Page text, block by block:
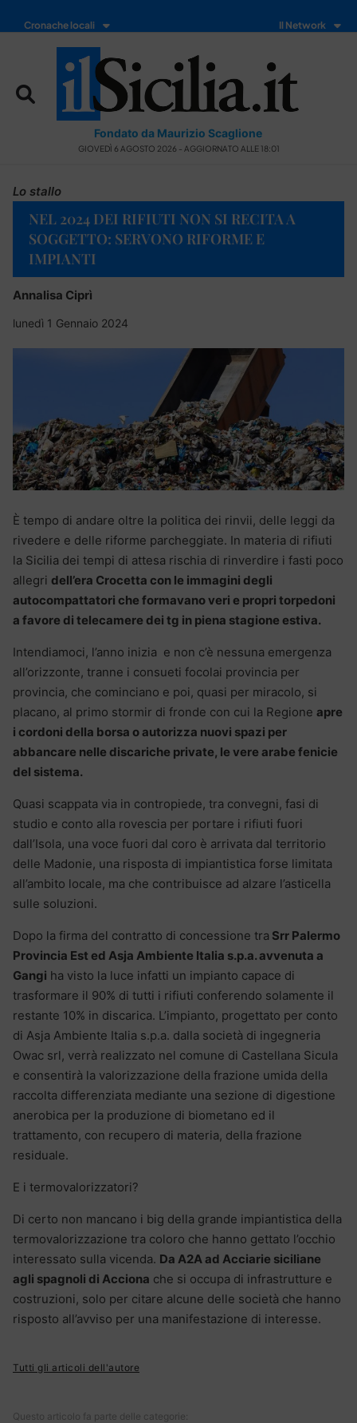
Cronache locali Il Network
Fondato da Maurizio Scaglione
GIOVEDÌ 6 AGOSTO 2026 - AGGIORNATO ALLE 18:01
Lo stallo
NEL 2024 DEI RIFIUTI NON SI RECITA A
SOGGETTO: SERVONO RIFORME E
IMPIANTI
Annalisa Ciprì
lunedì 1 Gennaio 2024
È tempo di andare oltre la politica dei rinvii, delle leggi da
rivedere e delle riforme parcheggiate. In materia di rifiuti
la Sicilia dei tempi di attesa rischia di rinverdire i fasti poco
allegri dell’era Crocetta con le immagini degli
autocompattatori che formavano veri e propri torpedoni
a favore di telecamere dei tg in piena stagione estiva.
Intendiamoci, l’anno inizia e non c’è nessuna emergenza
all’orizzonte, tranne i consueti focolai provincia per
provincia, che cominciano e poi, quasi per miracolo, si
placano, al primo stormir di fronde con cui la Regione apre
i cordoni della borsa o autorizza nuovi spazi per
abbancare nelle discariche private, le vere arabe fenicie
del sistema.
Quasi scappata via in contropiede, tra convegni, fasi di
studio e conto alla rovescia per portare i rifiuti fuori
dall’Isola, una voce fuori dal coro è arrivata dal territorio
delle Madonie, una risposta di impiantistica forse limitata
all’ambito locale, ma che contribuisce ad alzare l’asticella
sulle soluzioni.
Dopo la firma del contratto di concessione tra Srr Palermo
Provincia Est ed Asja Ambiente Italia s.p.a. avvenuta a
Gangi ha visto la luce infatti un impianto capace di
trasformare il 90% di tutti i rifiuti conferendo solamente il
restante 10% in discarica. L’impianto, progettato per conto
di Asja Ambiente Italia s.p.a. dalla società di ingegneria
Owac srl, verrà realizzato nel comune di Castellana Sicula
e consentirà la valorizzazione della frazione umida della
raccolta differenziata mediante una sezione di digestione
anerobica per la produzione di biometano ed il
trattamento, con recupero di materia, della frazione
residuale.
E i termovalorizzatori?
Di certo non mancano i big della grande impiantistica della
termovalorizzazione tra coloro che hanno gettato l’occhio
interessato sulla vicenda. Da A2A ad Acciarie siciliane
agli spagnoli di Acciona che si occupa di infrastrutture e
costruzioni, solo per citare alcune delle società che hanno
risposto all’avviso per una manifestazione di interesse.
Tutti gli articoli dell'autore
Questo articolo fa parte delle categorie: